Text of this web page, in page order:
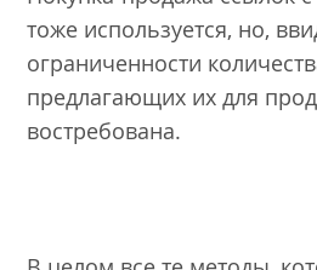
тоже используется, но,
ограниченности
предлагающих их для
востребована.